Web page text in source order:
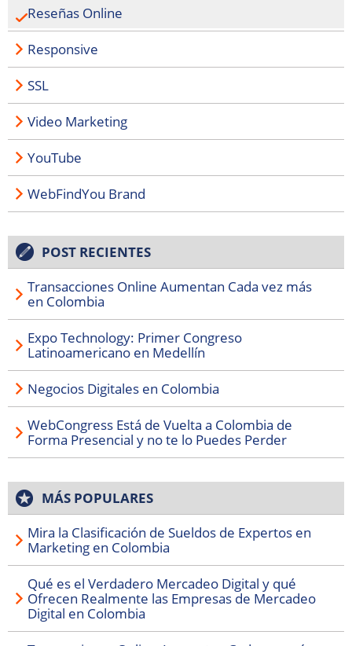
Reseñas Online
Responsive
SSL
Video Marketing
YouTube
WebFindYou Brand
POST RECIENTES
Transacciones Online Aumentan Cada vez más
en Colombia
Expo Technology: Primer Congreso
Latinoamericano en Medellín
Negocios Digitales en Colombia
WebCongress Está de Vuelta a Colombia de
Forma Presencial y no te lo Puedes Perder
MÁS POPULARES
Mira la Clasificación de Sueldos de Expertos en
Marketing en Colombia
Qué es el Verdadero Mercadeo Digital y qué
Ofrecen Realmente las Empresas de Mercadeo
Digital en Colombia